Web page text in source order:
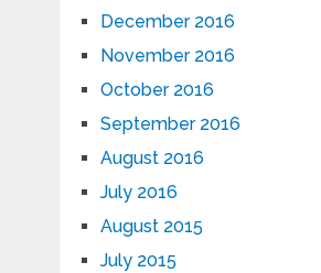
December 2016
November 2016
October 2016
September 2016
August 2016
July 2016
August 2015
July 2015